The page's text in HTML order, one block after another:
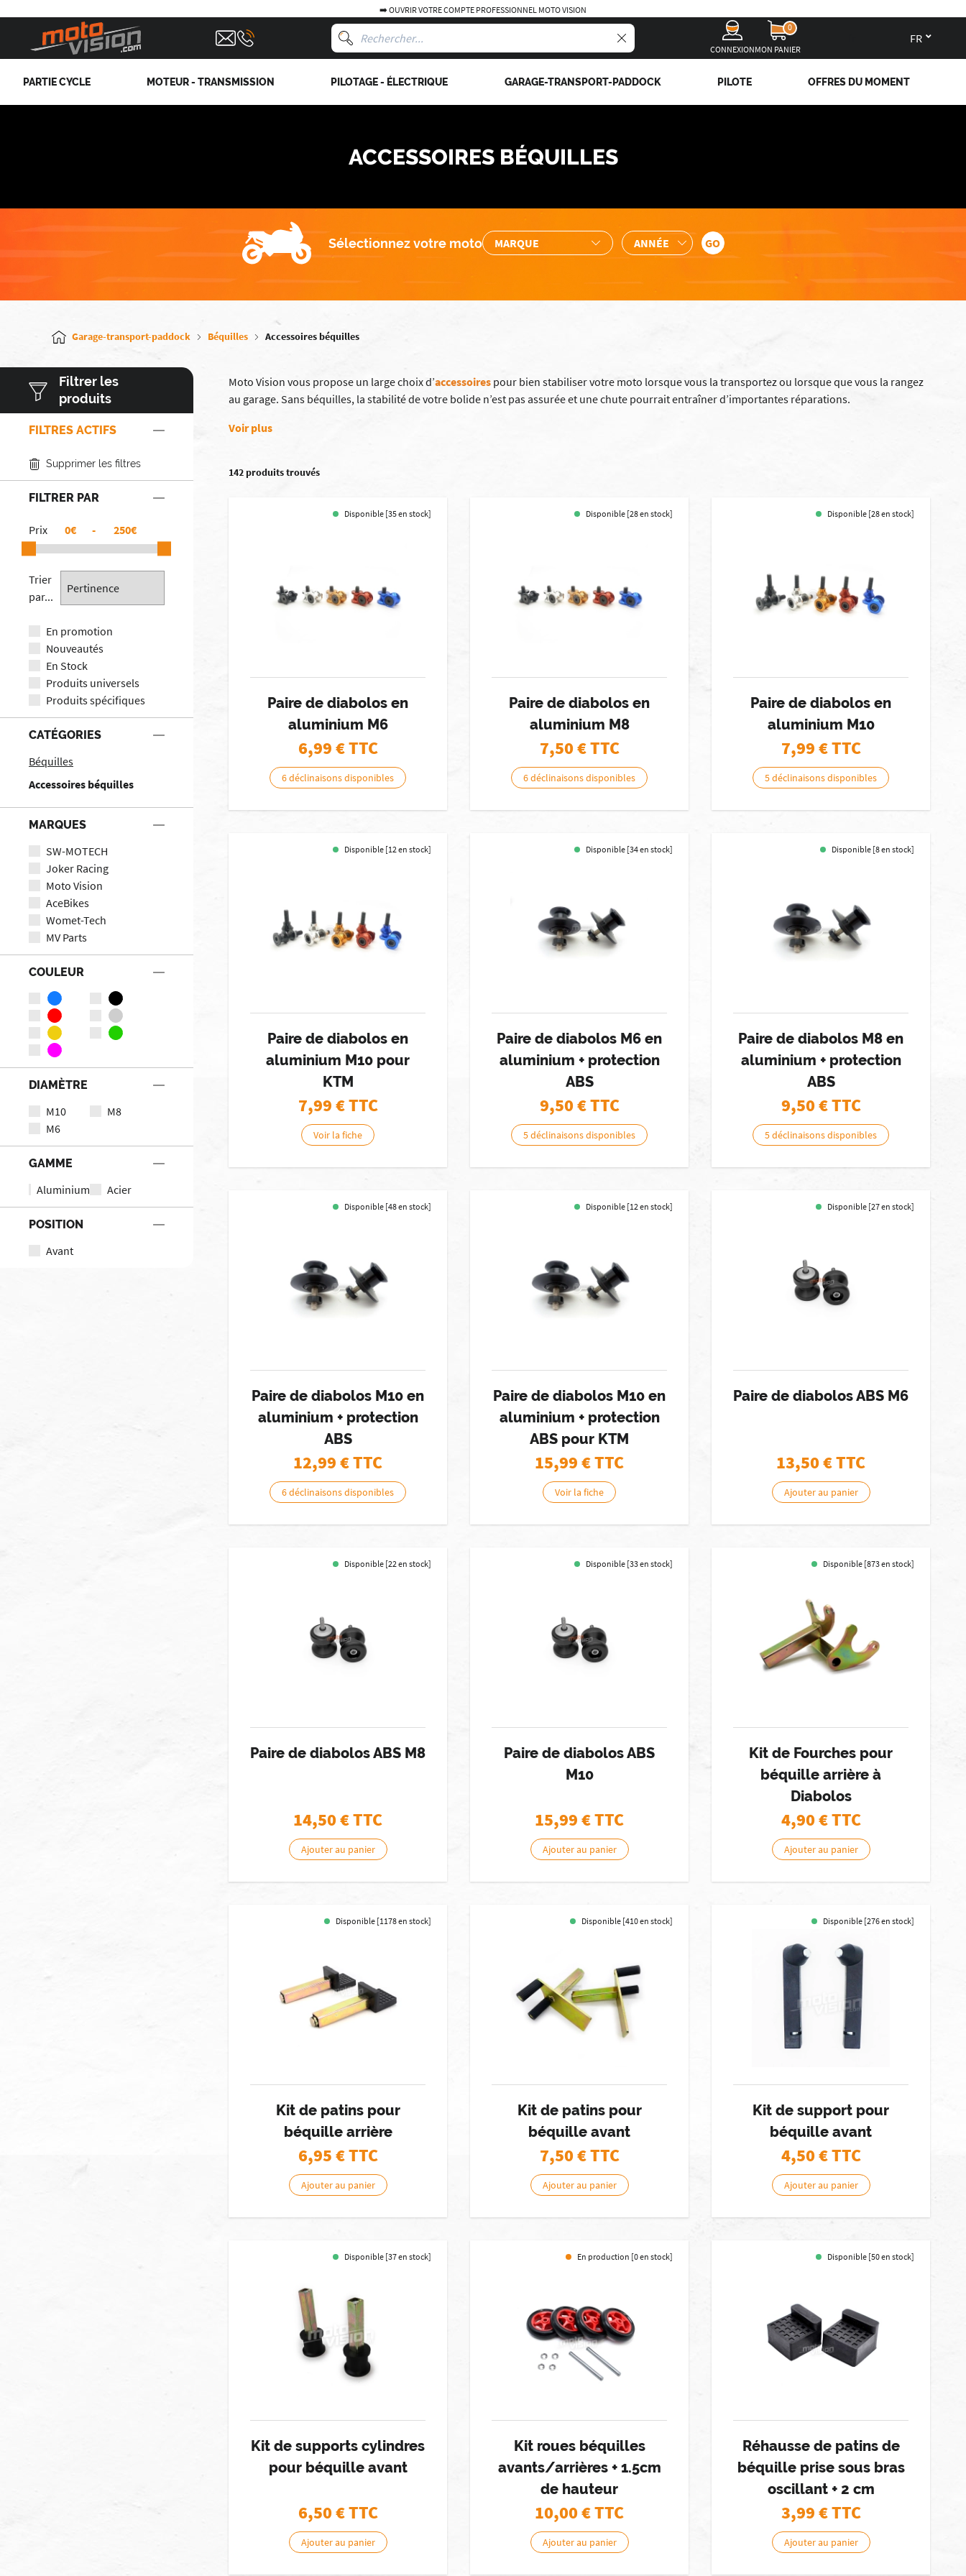
➡️ OUVRIR VOTRE COMPTE PROFESSIONNEL MOTO VISION
CONNEXION
0
MON PANIER
PARTIE CYCLE MOTEUR - TRANSMISSION PILOTAGE - ÉLECTRIQUE GARAGE-TRANSPORT-PADDOCK PILOTE OFFRES DU MOMENT
ACCESSOIRES BÉQUILLES
Sélectionnez votre moto
Garage-transport-paddock Béquilles Accessoires béquilles
Filtrer les
produits
FILTRES ACTIFS
Supprimer les filtres
FILTRER PAR
Prix € - €
Trier
par...
En promotion
Nouveautés
En Stock
Produits universels
Produits spécifiques
CATÉGORIES
Béquilles
Accessoires béquilles
MARQUES
SW-MOTECH
Joker Racing
Moto Vision
AceBikes
Womet-Tech
MV Parts
COULEUR
DIAMÈTRE
M10
M8
M6
GAMME
Aluminium Acier
POSITION
Avant
Moto Vision vous propose un large choix d’accessoires pour bien stabiliser votre moto lorsque vous la transportez ou lorsque que vous la rangez
au garage. Sans béquilles, la stabilité de votre bolide n’est pas assurée et une chute pourrait entraîner d’importantes réparations.
Voir plus
142 produits trouvés
Disponible [35 en stock]
Paire de diabolos en
aluminium M6
6,99€ TTC
6 déclinaisons disponibles
Disponible [28 en stock]
Paire de diabolos en
aluminium M8
7,50€ TTC
6 déclinaisons disponibles
Disponible [28 en stock]
Paire de diabolos en
aluminium M10
7,99€ TTC
5 déclinaisons disponibles
Disponible [12 en stock]
Paire de diabolos en
aluminium M10 pour
KTM
7,99€ TTC
Voir la fiche
Disponible [34 en stock]
Paire de diabolos M6 en
aluminium + protection
ABS
9,50€ TTC
5 déclinaisons disponibles
Disponible [8 en stock]
Paire de diabolos M8 en
aluminium + protection
ABS
9,50€ TTC
5 déclinaisons disponibles
Disponible [48 en stock]
Paire de diabolos M10 en
aluminium + protection
ABS
12,99 € TTC
6 déclinaisons disponibles
Disponible [12 en stock]
Paire de diabolos M10 en
aluminium + protection
ABS pour KTM
15,99 € TTC
Voir la fiche
Disponible [27 en stock]
Paire de diabolos ABS M6
13,50€ TTC
Ajouter au panier
Disponible [22 en stock]
Paire de diabolos ABS M8
14,50€ TTC
Ajouter au panier
Disponible [33 en stock]
Paire de diabolos ABS
M10
15,99 € TTC
Ajouter au panier
Disponible [873 en stock]
Kit de Fourches pour
béquille arrière à
Diabolos
4,90€ TTC
Ajouter au panier
Disponible [1178 en stock]
Kit de patins pour
béquille arrière
6,95€ TTC
Ajouter au panier
Disponible [410 en stock]
Kit de patins pour
béquille avant
7,50€ TTC
Ajouter au panier
Disponible [276 en stock]
Kit de support pour
béquille avant
4,50€ TTC
Ajouter au panier
Disponible [37 en stock]
Kit de supports cylindres
pour béquille avant
6,50€ TTC
Ajouter au panier
En production [0 en stock]
Kit roues béquilles
avants/arrières + 1.5cm
de hauteur
10,00€ TTC
Ajouter au panier
Disponible [50 en stock]
Réhausse de patins de
béquille prise sous bras
oscillant + 2 cm
3,99€ TTC
Ajouter au panier